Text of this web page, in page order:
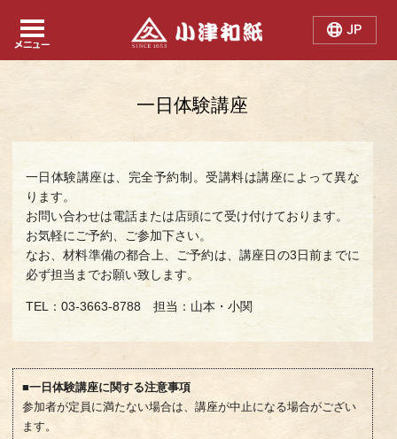
Japanese
English
Chinese
一日体験講座
一日体験講座は、完全予約制。受講料は講座によって異な
ります。
お問い合わせは電話または店頭にて受け付けております。
お気軽にご予約、ご参加下さい。
なお、材料準備の都合上、ご予約は、講座日の3日前までに
必ず担当までお願い致します。
TEL：03-3663-8788 担当：山本・小関
■一日体験講座に関する注意事項
参加者が定員に満たない場合は、講座が中止になる場合がござい
ます。